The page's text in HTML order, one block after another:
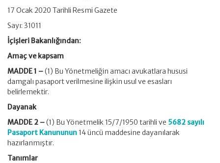
17 Ocak 2020 Tarihli Resmi Gazete
Sayı: 31011
İçişleri Bakanlığından:
Amaç ve kapsam
MADDE 1 –(1) Bu Yönetmeliğin amacı avukatlara hususi
damgalı pasaport verilmesine ilişkin usul ve esasları
belirlemektir.
Dayanak
MADDE 2 –(1) Bu Yönetmelik 15/7/1950 tarihli ve 5682 sayılı
Pasaport Kanununun 14 üncü maddesine dayanılarak
hazırlanmıştır.
Tanımlar